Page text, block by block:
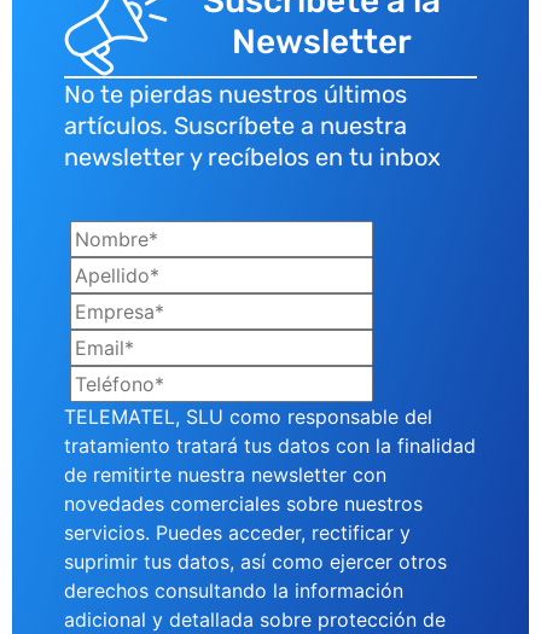
Newsletter
No te pierdas nuestros últimos
artículos. Suscríbete a nuestra
newsletter y recíbelos en tu inbox
TELEMATEL, SLU como responsable del
tratamiento tratará tus datos con la finalidad
de remitirte nuestra newsletter con
novedades comerciales sobre nuestros
servicios. Puedes acceder, rectificar y
suprimir tus datos, así como ejercer otros
derechos consultando la información
adicional y detallada sobre protección de